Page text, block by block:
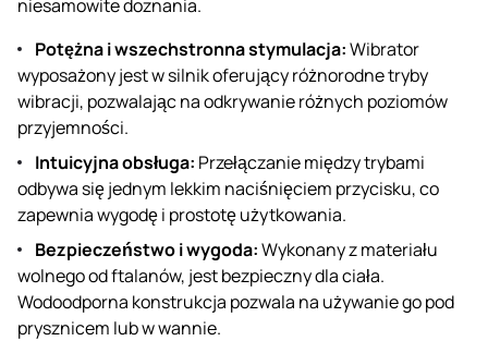
niesamowite doznania.
Potężna i wszechstronna stymulacja:Wibrator
wyposażony jest w silnik oferujący różnorodne tryby
wibracji, pozwalając na odkrywanie różnych poziomów
przyjemności.
Intuicyjna obsługa: Przełączanie między trybami
odbywa się jednym lekkim naciśnięciem przycisku, co
zapewnia wygodę i prostotę użytkowania.
Bezpieczeństwo i wygoda:Wykonany z materiału
wolnego od ftalanów, jest bezpieczny dla ciała.
Wodoodporna konstrukcja pozwala na używanie go pod
prysznicem lub w wannie.